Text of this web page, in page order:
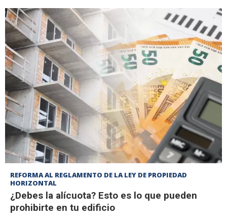
REFORMA AL REGLAMENTO DE LA LEY DE PROPIEDAD
HORIZONTAL
¿Debes la alícuota? Esto es lo que pueden
prohibirte en tu edificio